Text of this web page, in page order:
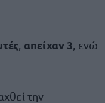
απείχαν 3 , ενώ
την